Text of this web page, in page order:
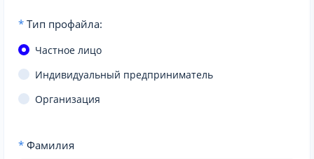
* Тип профайла:
Частное лицо
Индивидуальный предприниматель
Организация
* Фамилия